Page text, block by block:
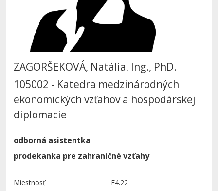
ZAGORŠEKOVÁ, Natália, Ing., PhD.
105002 - Katedra medzinárodných
ekonomických vzťahov a hospodárskej
diplomacie
odborná asistentka
prodekanka pre zahraničné vzťahy
Miestnosť
E4.22